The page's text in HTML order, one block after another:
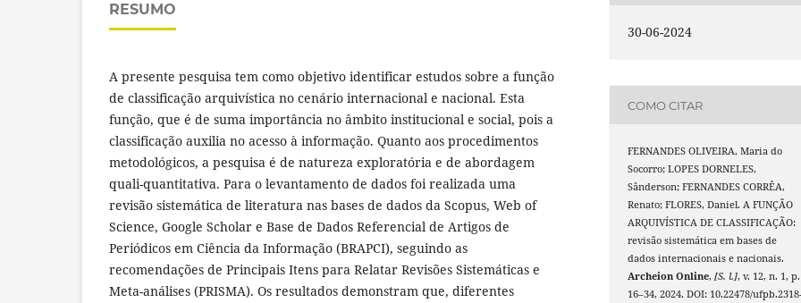
RESUMO
A presente pesquisa tem como objetivo identificar estudos sobre a função
de classificação arquivística no cenário internacional e nacional. Esta
função, que é de suma importância no âmbito institucional e social, pois a
classificação auxilia no acesso à informação. Quanto aos procedimentos
metodológicos, a pesquisa é de natureza exploratória e de abordagem
quali-quantitativa. Para o levantamento de dados foi realizada uma
revisão sistemática de literatura nas bases de dados da Scopus, Web of
Science, Google Scholar e Base de Dados Referencial de Artigos de
Periódicos em Ciência da Informação (BRAPCI), seguindo as
recomendações de Principais Itens para Relatar Revisões Sistemáticas e
Meta-análises (PRISMA). Os resultados demonstram que, diferentes
30-06-2024
COMO CITAR
FERNANDES OLIVEIRA, Maria do
Socorro; LOPES DORNELES,
Sânderson; FERNANDES CORRÊA,
Renato; FLORES, Daniel. A FUNÇÃO
ARQUIVÍSTICA DE CLASSIFICAÇÃO:
revisão sistemática em bases de
dados internacionais e nacionais.
Archeion Online,[S. l.], v. 12, n. 1, p.
16–34, 2024. DOI: 10.22478/